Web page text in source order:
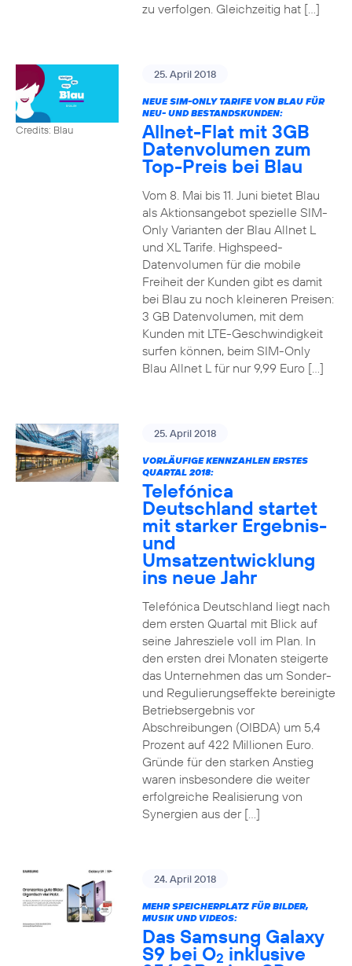
zu verfolgen. Gleichzeitig hat […]
Credits: Blau
25. April 2018
NEUE SIM-ONLY TARIFE VON BLAU FÜR
NEU- UND BESTANDSKUNDEN:
Allnet-Flat mit 3GB
Datenvolumen zum
Top-Preis bei Blau
Vom 8. Mai bis 11. Juni bietet Blau
als Aktionsangebot spezielle SIM-
Only Varianten der Blau Allnet L
und XL Tarife. Highspeed-
Datenvolumen für die mobile
Freiheit der Kunden gibt es damit
bei Blau zu noch kleineren Preisen:
3 GB Datenvolumen, mit dem
Kunden mit LTE-Geschwindigkeit
surfen können, beim SIM-Only
Blau Allnet L für nur 9,99 Euro […]
25. April 2018
VORLÄUFIGE KENNZAHLEN ERSTES
QUARTAL 2018:
Telefónica
Deutschland startet
mit starker Ergebnis-
und
Umsatzentwicklung
ins neue Jahr
Telefónica Deutschland liegt nach
dem ersten Quartal mit Blick auf
seine Jahresziele voll im Plan. In
den ersten drei Monaten steigerte
das Unternehmen das um Sonder-
und Regulierungseffekte bereinigte
Betriebsergebnis vor
Abschreibungen (OIBDA) um 5,4
Prozent auf 422 Millionen Euro.
Gründe für den starken Anstieg
waren insbesondere die weiter
erfolgreiche Realisierung von
Synergien aus der […]
24. April 2018
MEHR SPEICHERPLATZ FÜR BILDER,
MUSIK UND VIDEOS:
Das Samsung Galaxy
S9 bei O2 inklusive